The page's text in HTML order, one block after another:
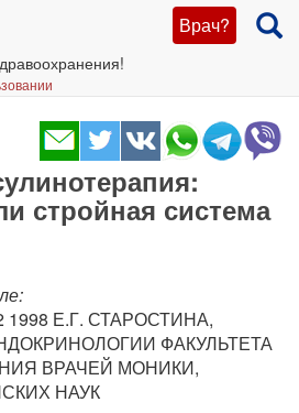
Врач?
стройная система
1998 Е.Г. СТАРОСТИНА,
ФАКУЛЬТЕТА
ВРАЧЕЙ МОНИКИ,
НАУК